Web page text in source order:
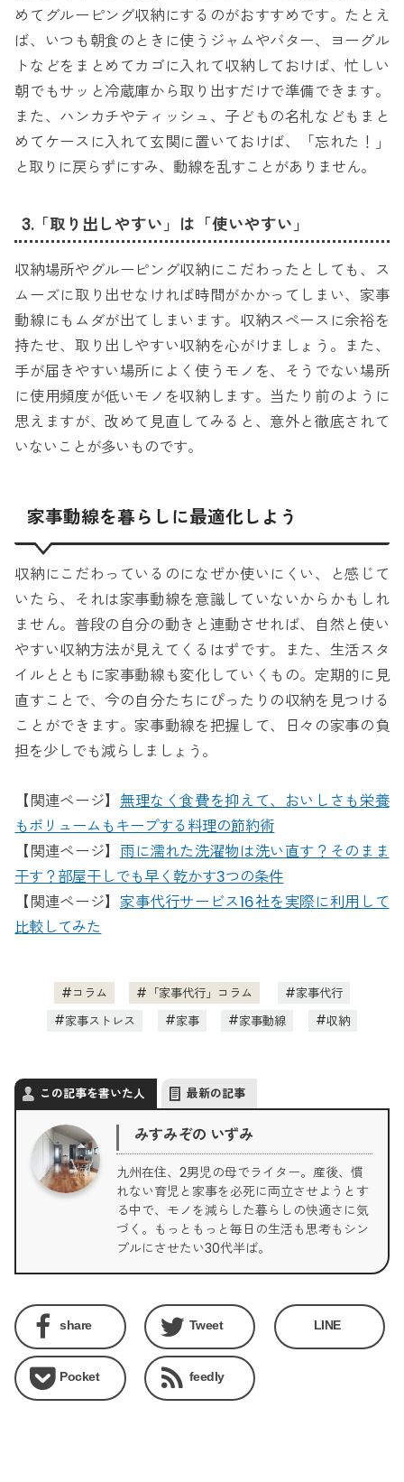
めてグルーピング収納にするのがおすすめです。たとえ
ば、いつも朝食のときに使うジャムやバター、ヨーグル
トなどをまとめてカゴに入れて収納しておけば、忙しい
朝でもサッと冷蔵庫から取り出すだけで準備できます。
また、ハンカチやティッシュ、子どもの名札などもまと
めてケースに入れて玄関に置いておけば、「忘れた！」
と取りに戻らずにすみ、動線を乱すことがありません。
3.「取り出しやすい」は「使いやすい」
収納場所やグルーピング収納にこだわったとしても、ス
ムーズに取り出せなければ時間がかかってしまい、家事
動線にもムダが出てしまいます。収納スペースに余裕を
持たせ、取り出しやすい収納を心がけましょう。また、
手が届きやすい場所によく使うモノを、そうでない場所
に使用頻度が低いモノを収納します。当たり前のように
思えますが、改めて見直してみると、意外と徹底されて
いないことが多いものです。
家事動線を暮らしに最適化しよう
収納にこだわっているのになぜか使いにくい、と感じて
いたら、それは家事動線を意識していないからかもしれ
ません。普段の自分の動きと連動させれば、自然と使い
やすい収納方法が見えてくるはずです。また、生活スタ
イルとともに家事動線も変化していくもの。定期的に見
直すことで、今の自分たちにぴったりの収納を見つける
ことができます。家事動線を把握して、日々の家事の負
担を少しでも減らしましょう。
【関連ページ】 無理なく食費を抑えて、おいしさも栄養
もボリュームもキープする料理の節約術
【関連ページ】 雨に濡れた洗濯物は洗い直す？そのまま
干す？部屋干しでも早く乾かす3つの条件
【関連ページ】 家事代行サービス16社を実際に利用して
比較してみた
コラム 「家事代行」コラム
家事代行
家事ストレス
家事 家事動線 収納
この記事を書いた人 最新の記事
みすみぞの いずみ
九州在住、2男児の母でライター。産後、慣
れない育児と家事を必死に両立させようとす
る中で、モノを減らした暮らしの快適さに気
づく。もっともっと毎日の生活も思考もシン
プルにさせたい30代半ば。
share Tweet LINE
Pocket feedly